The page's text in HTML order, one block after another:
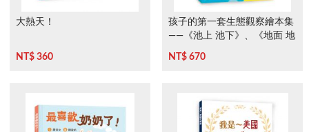
大熱天！
NT$ 360
孩子的第一套生態觀察繪本集
——《池上 池下》、《地面 地
下》
NT$ 670